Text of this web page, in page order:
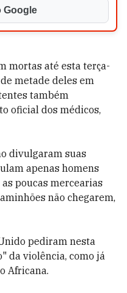
Google
mortas até esta terça-
metade deles em
também
oficial dos médicos,
divulgaram suas
apenas homens
poucas mercearias
não chegarem,
pediram nesta
da violência, como já
Africana.